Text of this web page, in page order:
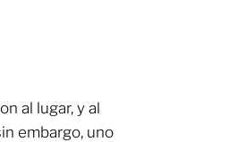
al lugar, y al
embargo, uno